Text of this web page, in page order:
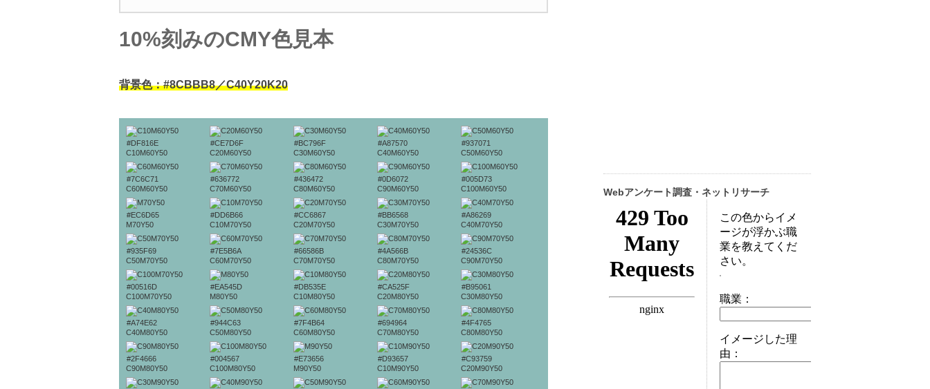
10%刻みのCMY色見本
背景色：#8CBBB8／C40Y20K20
#DF816E
C10M60Y50
#CE7D6F
C20M60Y50
#BC796F
C30M60Y50
#A87570
C40M60Y50
#937071
C50M60Y50
#7C6C71
C60M60Y50
#636772
C70M60Y50
#436472
C80M60Y50
#0D6072
C90M60Y50
#005D73
C100M60Y50
#EC6D65
M70Y50
#DD6B66
C10M70Y50
#CC6867
C20M70Y50
#BB6568
C30M70Y50
#A86269
C40M70Y50
#935F69
C50M70Y50
#7E5B6A
C60M70Y50
#66586B
C70M70Y50
#4A566B
C80M70Y50
#24536C
C90M70Y50
#00516D
C100M70Y50
#EA545D
M80Y50
#DB535E
C10M80Y50
#CA525F
C20M80Y50
#B95061
C30M80Y50
#A74E62
C40M80Y50
#944C63
C50M80Y50
#7F4B64
C60M80Y50
#694964
C70M80Y50
#4F4765
C80M80Y50
#2F4666
C90M80Y50
#004567
C100M80Y50
#E73656
M90Y50
#D93657
C10M90Y50
#C93759
C20M90Y50
Webアンケート調査・ネットリサーチ